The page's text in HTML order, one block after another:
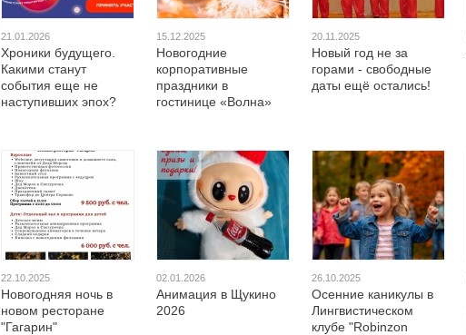
21.01.2026
Хроники будущего.
Какими станут
события еще не
наступивших эпох?
15.12.2025
Новогодние
корпоративные
праздники в
гостинице «Волна»
20.11.2025
Новый год не за
горами - свободные
даты ещё остались!
22.10.2025
Новогодняя ночь в
новом ресторане
"Гагарин"
02.01.2026
Анимация в Щукино
2026
26.10.2025
Осенние каникулы в
Лингвистическом
клубе "Robinzon